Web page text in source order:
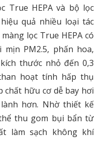
True HEPA và bộ lọc
quả nhiều loại tác
lọc True HEPA có
PM2.5, phấn hoa,
thước nhỏ đến 0,3
hoạt tính hấp thụ
chất hữu cơ dễ bay hơi
hơn. Nhờ thiết kế
thu gom bụi bẩn từ
làm sạch không khí